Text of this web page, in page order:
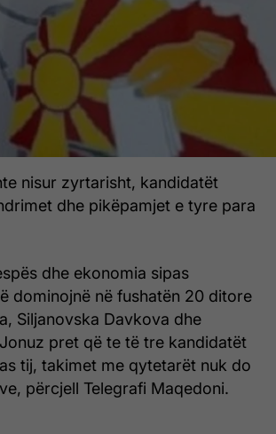
nisur zyrtarisht, kandidatët
dhe pikëpamjet e tyre para
dhe ekonomia sipas
dominojnë në fushatën 20 ditore
Siljanovska Davkova dhe
pret që te të tre kandidatët
tij, takimet me qytetarët nuk do
përcjell Telegrafi Maqedoni.